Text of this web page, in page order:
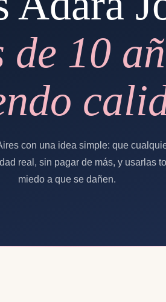
de 10
con una idea simple: que
real, sin pagar de más, y usarlas
miedo a que se dañen.